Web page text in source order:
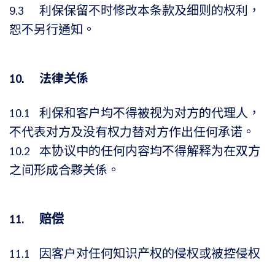
9.3 利保保留不时修改本条款及细则的权利，
恕不另行通知。
10. 法律关係
10.1 利保和客户均不得被视为对方的代理人，
不代表对方及没有权力替对方作出任何承诺。
10.2 本协议中的任何内容均不得解释为在双方
之间形成合夥关係。
11. 赔偿
11.1 因客户对任何知识产权的侵权或被控侵权